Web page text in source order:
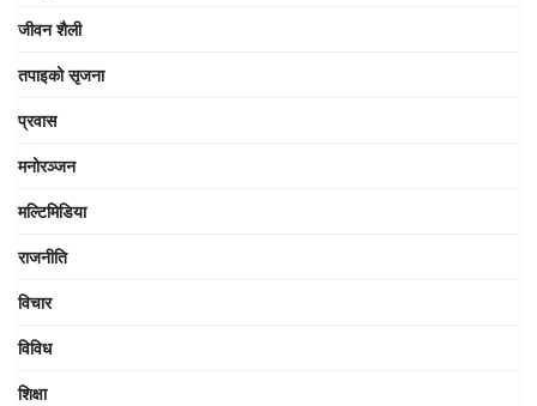
जीवन शैली
तपाइको सृजना
प्रवास
मनोरञ्जन
मल्टिमिडिया
राजनीति
विचार
विविध
शिक्षा